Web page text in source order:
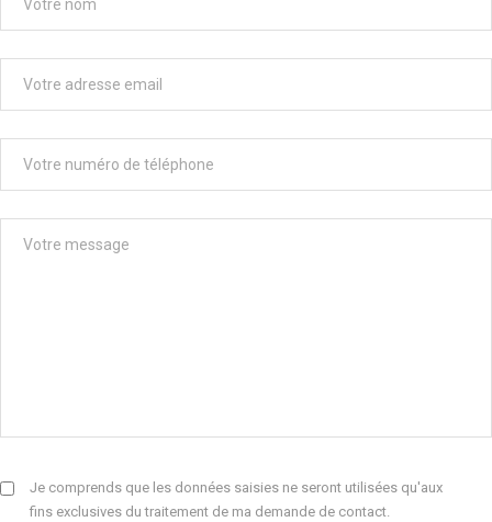
Je comprends que les données saisies ne seront utilisées qu'aux
fins exclusives du traitement de ma demande de contact.